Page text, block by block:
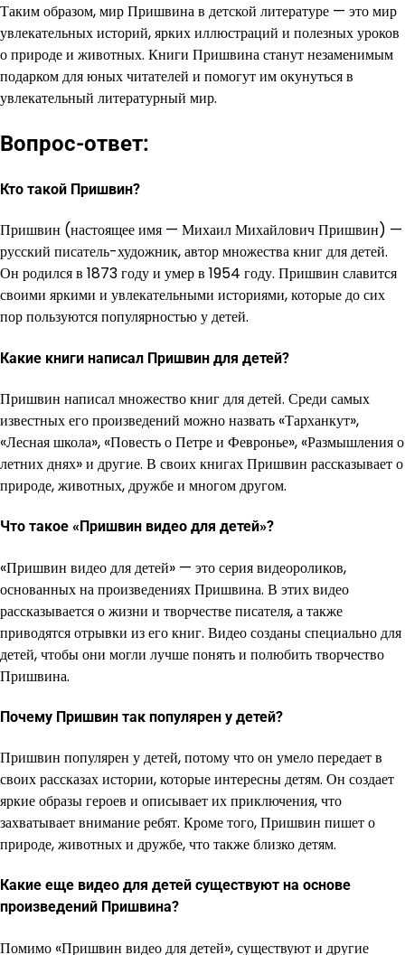
Таким образом, мир Пришвина в детской литературе — это мир
увлекательных историй, ярких иллюстраций и полезных уроков
о природе и животных. Книги Пришвина станут незаменимым
подарком для юных читателей и помогут им окунуться в
увлекательный литературный мир.
Вопрос-ответ:
Кто такой Пришвин?
Пришвин (настоящее имя — Михаил Михайлович Пришвин) —
русский писатель-художник, автор множества книг для детей.
Он родился в 1873 году и умер в 1954 году. Пришвин славится
своими яркими и увлекательными историями, которые до сих
пор пользуются популярностью у детей.
Какие книги написал Пришвин для детей?
Пришвин написал множество книг для детей. Среди самых
известных его произведений можно назвать «Тарханкут»,
«Лесная школа», «Повесть о Петре и Февронье», «Размышления о
летних днях» и другие. В своих книгах Пришвин рассказывает о
природе, животных, дружбе и многом другом.
Что такое «Пришвин видео для детей»?
«Пришвин видео для детей» — это серия видеороликов,
основанных на произведениях Пришвина. В этих видео
рассказывается о жизни и творчестве писателя, а также
приводятся отрывки из его книг. Видео созданы специально для
детей, чтобы они могли лучше понять и полюбить творчество
Пришвина.
Почему Пришвин так популярен у детей?
Пришвин популярен у детей, потому что он умело передает в
своих рассказах истории, которые интересны детям. Он создает
яркие образы героев и описывает их приключения, что
захватывает внимание ребят. Кроме того, Пришвин пишет о
природе, животных и дружбе, что также близко детям.
Какие еще видео для детей существуют на основе
произведений Пришвина?
Помимо «Пришвин видео для детей», существуют и другие